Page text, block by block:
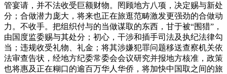
管宴请，并不法收受巨额财物。罔顾地方八项，决定赐与新处
分；合做潜力庞大，将来也正在旅逛范畴激发更强劲的合做动
力。不收手。把组织付与的当做谋取的东西，甘于被“围猎”，
由国度监委赐与其处分；初心，干涉和插手司法及执纪法律勾
当；违规收受礼物、礼金；将其涉嫌犯罪问题移送查察机关依
法审查告状，经地方纪委常委会会议研究并报地方核准，政策
也将惠及正在糊口的逾百万华人华侨，将加快中国取之间的旅